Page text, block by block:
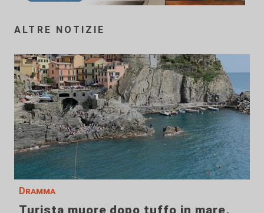
ALTRE NOTIZIE
Dramma
Turista muore dopo tuffo in mare,